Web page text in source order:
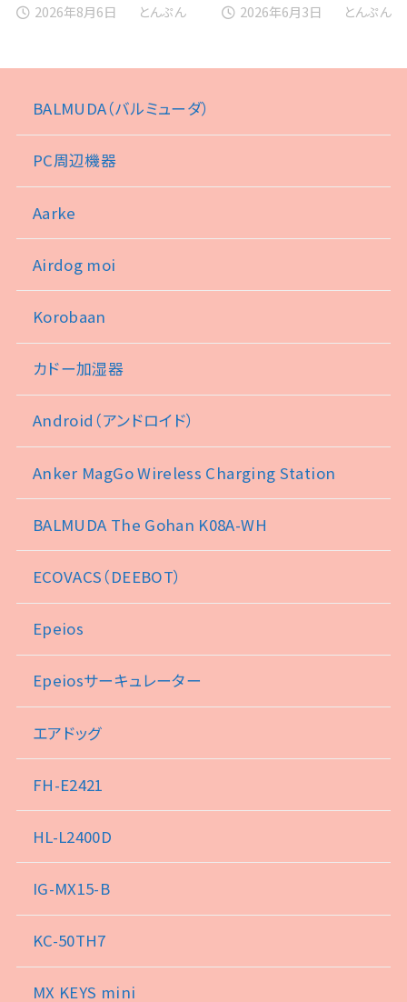
2026年8月6日 とんぷん
2026年6月3日
とんぷん
BALMUDA（バルミューダ）
PC周辺機器
Aarke
Airdog moi
Korobaan
カドー加湿器
Android（アンドロイド）
Anker MagGo Wireless Charging Station
BALMUDA The Gohan K08A-WH
ECOVACS（DEEBOT）
Epeios
Epeiosサーキュレーター
エアドッグ
FH-E2421
HL-L2400D
IG-MX15-B
KC-50TH7
MX KEYS mini